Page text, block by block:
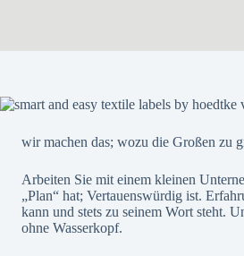
wir machen das; wozu die Großen zu
Arbeiten Sie mit einem kleinen
„Plan“ hat; Vertauenswürdig ist.
kann und stets zu seinem Wort steht.
ohne Wasserkopf.